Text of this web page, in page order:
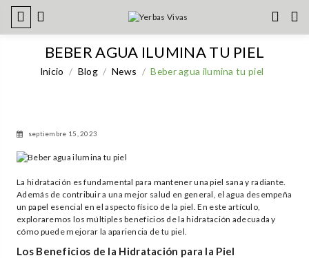
BEBER AGUA ILUMINA TU PIEL
Inicio Blog News Beber agua ilumina tu piel
septiembre 15, 2023
La hidratación es fundamental para mantener una piel sana y radiante.
Además de contribuir a una mejor salud en general, el agua desempeña
un papel esencial en el aspecto físico de la piel. En este artículo,
exploraremos los múltiples beneficios de la hidratación adecuada y
cómo puede mejorar la apariencia de tu piel.
Los Beneficios de la Hidratación para la Piel